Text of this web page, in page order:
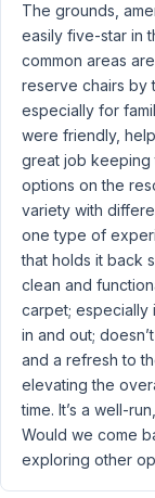
The grounds,
easily five-star in
common areas
reserve chairs by
especially for
were friendly,
great job keeping
options on the
variety with
one type of
that holds it back
clean and
carpet; especially
in and out;
and a refresh to
elevating the
time. It’s a well-
Would we come
exploring other